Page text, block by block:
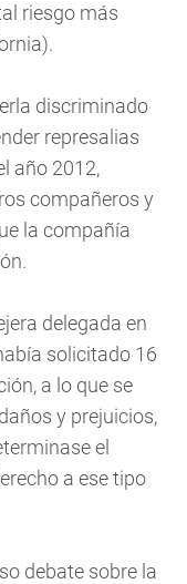
riesgo más
discriminado
represalias
año 2012,
compañeros y
la compañía
delegada en
solicitado 16
a lo que se
y prejuicios,
el
a ese tipo
debate sobre la